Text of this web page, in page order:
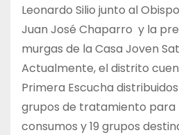
Leonardo Silio junto al
Juan José Chaparro y la
murgas de la Casa Joven
Actualmente, el distrito
Primera Escucha
grupos de tratamiento para
consumos y 19 grupos